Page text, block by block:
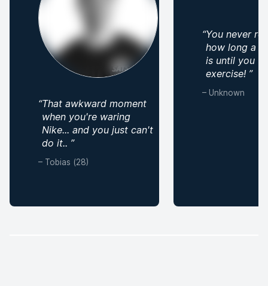
“That awkward moment
when you're waring
Nike... and you just can't
do it.. ”
– Tobias (28)
“You never
how long a
is until you
exercise!”
– Unknown